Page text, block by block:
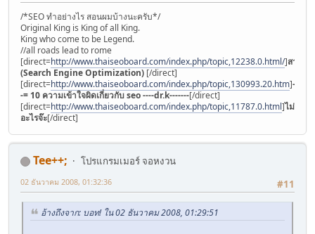
/*SEO ทำอย่างไร สอนผมบ้างนะครับ*/
Original King is King of all King.
King who come to be Legend.
//all roads lead to rome
[direct=http://www.thaiseoboard.com/index.php/topic,12238.0.html/]สารบัญ
(Search Engine Optimization) [/direct]
[direct=http://www.thaiseoboard.com/index.php/topic,130993.20.htm]-
-= 10 ความเข้าใจผิดเกี่ยวกับ seo ----dr.k-------[/direct]
[direct=http://www.thaiseoboard.com/index.php/topic,11787.0.html]ไม่มี
อะไรจ๊ะ[/direct]
Tee++;
โปรแกรมเมอร์ จอหงวน
#11
02 ธันวาคม 2008, 01:32:36
อ้างถึงจาก: บอท! ใน 02 ธันวาคม 2008, 01:29:51